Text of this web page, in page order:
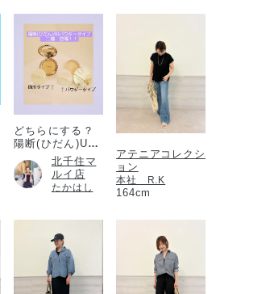
どちらにする？
陽断(ひだん)UV
パウダー北千住マ
ルイ店
たかはし
アテニアコレクシ
ョン
本社 R.K
164cm